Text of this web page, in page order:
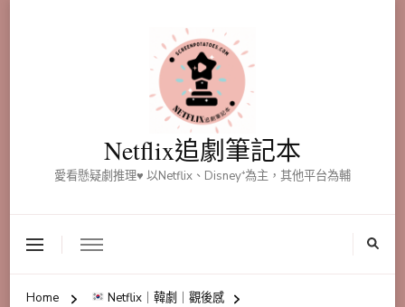
Netflix追劇筆記本
愛看懸疑劇推理♥ 以Netflix、Disney⁺為主，其他平台為輔
Home
Netflix｜韓劇｜觀後感